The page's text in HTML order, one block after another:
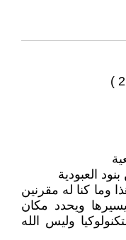
العبودية
وما كنا له مقرنين
ويحدد مكان
وليس الله